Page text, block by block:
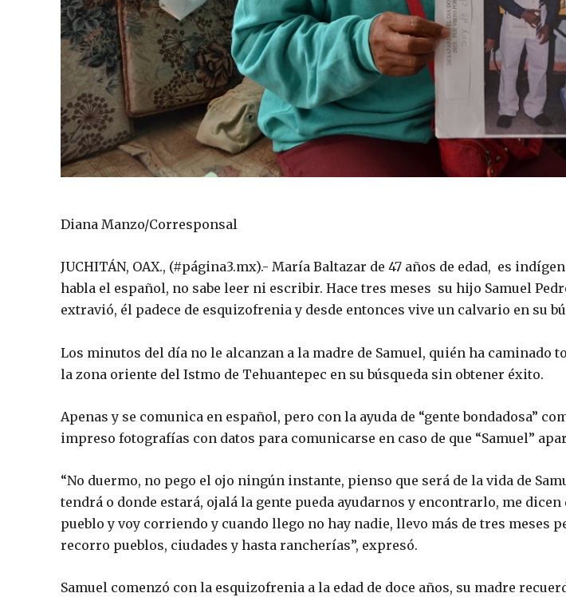
Diana Manzo/Corresponsal
JUCHITÁN, OAX., (#página3.mx).- María Baltazar de 47 años de edad, es
habla el español, no sabe leer ni escribir. Hace tres meses su hijo Samuel
extravió, él padece de esquizofrenia y desde entonces vive un calvario en su
Los minutos del día no le alcanzan a la madre de Samuel, quién ha caminado
la zona oriente del Istmo de Tehuantepec en su búsqueda sin obtener éxito.
Apenas y se comunica en español, pero con la ayuda de “gente bondadosa”
impreso fotografías con datos para comunicarse en caso de que “Samuel”
“No duermo, no pego el ojo ningún instante, pienso que será de la vida de
tendrá o donde estará, ojalá la gente pueda ayudarnos y encontrarlo, me dicen
pueblo y voy corriendo y cuando llego no hay nadie, llevo más de tres meses
recorro pueblos, ciudades y hasta rancherías”, expresó.
Samuel comenzó con la esquizofrenia a la edad de doce años, su madre